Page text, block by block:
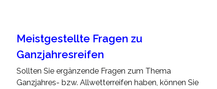
Meistgestellte Fragen zu
Ganzjahresreifen
Sollten Sie ergänzende Fragen zum Thema
Ganzjahres- bzw. Allwetterreifen haben, können Sie